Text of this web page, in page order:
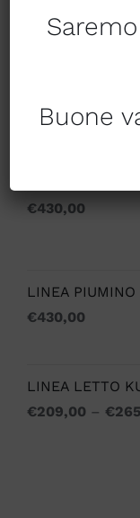
Tendaggi a
Tessile per la
€430,00
LINEA
€430,00
LINEA LETTO
€209,00 – €
Buone